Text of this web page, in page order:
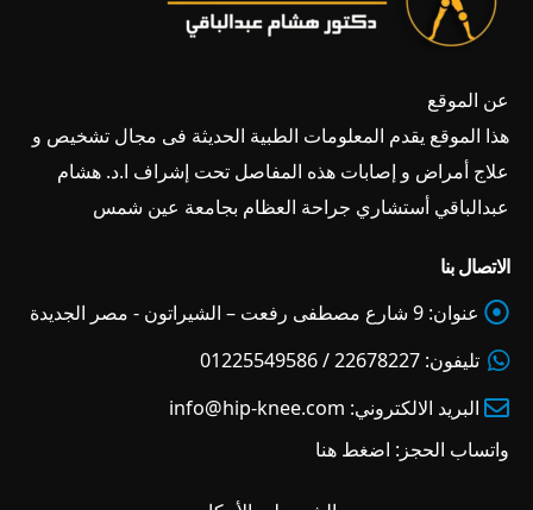
عن الموقع
هذا الموقع يقدم المعلومات الطبية الحديثة فى مجال تشخيص و
علاج أمراض و إصابات هذه المفاصل تحت إشراف ا.د. هشام
عبدالباقي أستشاري جراحة العظام بجامعة عين شمس
الاتصال بنا
عنوان: 9 شارع مصطفى رفعت – الشيراتون - مصر الجديدة
تليفون: 22678227 / 01225549586
البريد الالكتروني: info@hip-knee.com
واتساب الحجز: اضغط هنا